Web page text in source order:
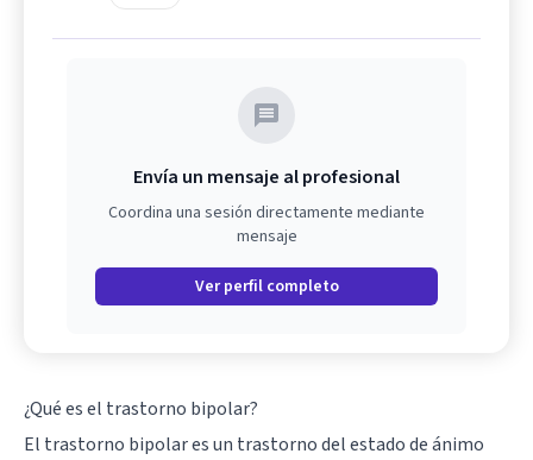
Envía un mensaje al profesional
Coordina una sesión directamente mediante
mensaje
Ver perfil completo
¿Qué es el trastorno bipolar?
El trastorno bipolar es un trastorno del estado de ánimo